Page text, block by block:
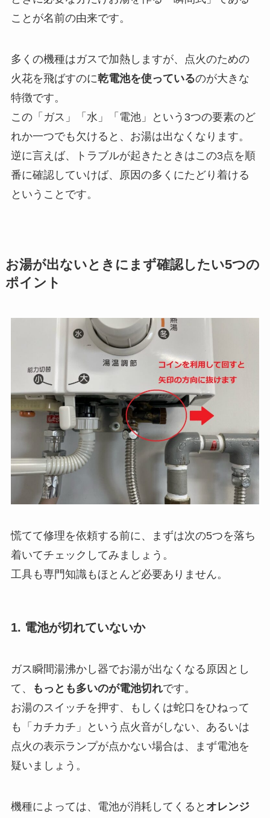
ことが名前の由来です。
多くの機種はガスで加熱しますが、点火のための
火花を飛ばすのに乾電池を使っているのが大きな
特徴です。
この「ガス」「水」「電池」という3つの要素のど
れか一つでも欠けると、お湯は出なくなります。
逆に言えば、トラブルが起きたときはこの3点を順
番に確認していけば、原因の多くにたどり着ける
ということです。
お湯が出ないときにまず確認したい5つの
ポイント
慌てて修理を依頼する前に、まずは次の5つを落ち
着いてチェックしてみましょう。
工具も専門知識もほとんど必要ありません。
1. 電池が切れていないか
ガス瞬間湯沸かし器でお湯が出なくなる原因とし
て、
もっとも多いのが電池切れです。
お湯のスイッチを押す、もしくは蛇口をひねって
も「カチカチ」という点火音がしない、あるいは
点火の表示ランプが点かない場合は、まず電池を
疑いましょう。
機種によっては、電池が消耗してくると オレンジ